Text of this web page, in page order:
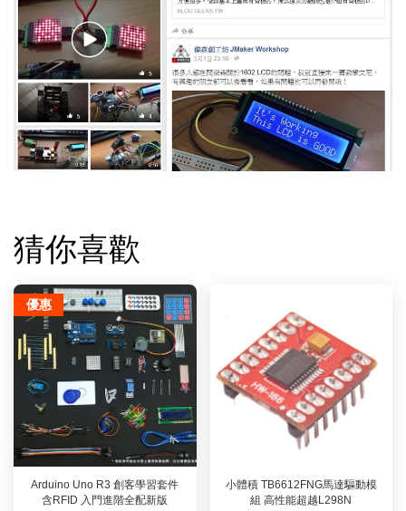
猜你喜歡
優惠
Arduino Uno R3 創客學習套件
含RFID 入門進階全配新版
小體積 TB6612FNG馬達驅動模
組 高性能超越L298N